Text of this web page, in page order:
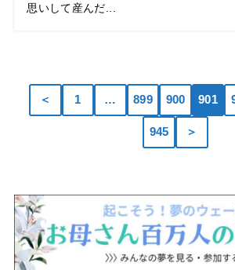
思いして産んだ...
＜ 1 … 899 900 901
945 ＞